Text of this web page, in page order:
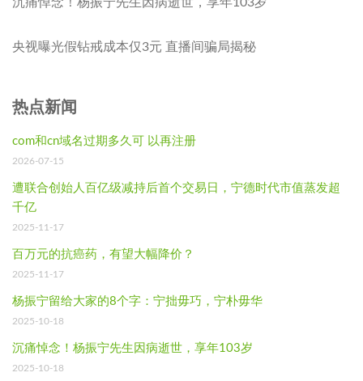
央视曝光假钻戒成本仅3元 直播间骗局揭秘
热点新闻
com和cn域名过期多久可 以再注册
2026-07-15
遭联合创始人百亿级减持后首个交易日，宁德时代市值蒸发超
千亿
2025-11-17
百万元的抗癌药，有望大幅降价？
2025-11-17
杨振宁留给大家的8个字：宁拙毋巧，宁朴毋华
2025-10-18
沉痛悼念！杨振宁先生因病逝世，享年103岁
2025-10-18